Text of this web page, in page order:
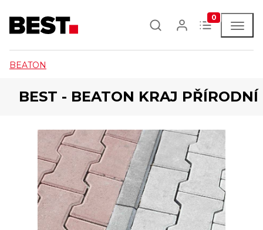
0
BEATON
BEST - BEATON KRAJ PŘÍRODNÍ